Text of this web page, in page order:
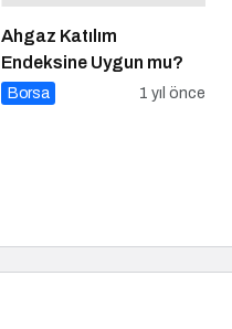
Ahgaz Katılım
Endeksine Uygun mu?
Borsa 1 yıl önce